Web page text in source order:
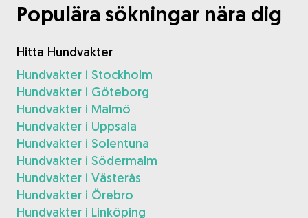
Populära sökningar nära dig
Hitta Hundvakter
Hundvakter i Stockholm
Hundvakter i Göteborg
Hundvakter i Malmö
Hundvakter i Uppsala
Hundvakter i Solentuna
Hundvakter i Södermalm
Hundvakter i Västerås
Hundvakter i Örebro
Hundvakter i Linköping